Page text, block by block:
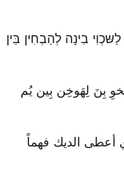
בִינָה לְהַבְחִין בֵּין
بِنَ لِهَوخِن بِين يُم
أعطى الديك فهماً